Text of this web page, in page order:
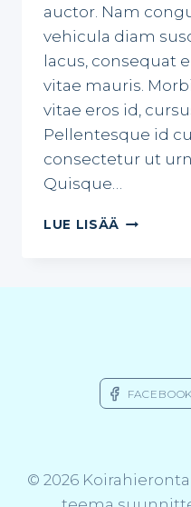
auctor. Nam
vehicula diam
lacus, consequat
vitae mauris.
vitae eros id,
Pellentesque id
consectetur ut
Quisque…
LUE LISÄÄ HOW
FACEBOOK
© 2026